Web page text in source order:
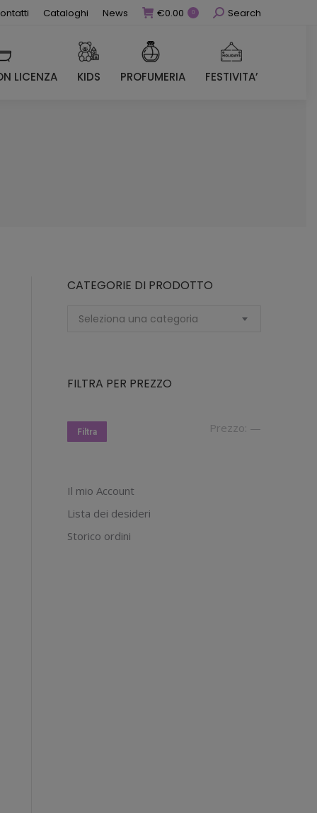
Cataloghi News €0.00 0 CercaSearch
LICENZA KIDS PROFUMERIA FESTIVITA’
CATEGORIE DI PRODOTTO
Seleziona una categoria
FILTRA PER PREZZO
Prezzo
Prezzo
Filtra Prezzo: —
Il mio Account
Lista dei desideri
Storico ordini
LICENZA KIDS PROFUMERIA FESTIVITA’